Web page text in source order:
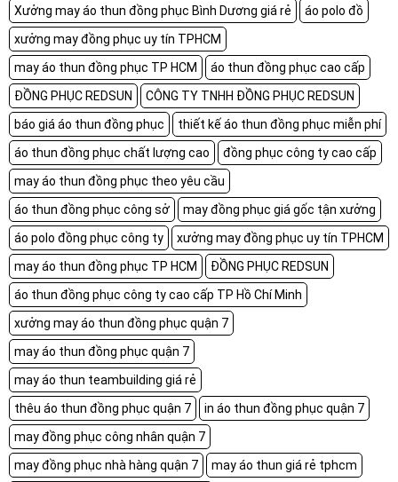
Xưởng may áo thun đồng phục Bình Dương giá rẻ
áo polo đồ
xưởng may đồng phục uy tín TPHCM
may áo thun đồng phục TP HCM
áo thun đồng phục cao cấp
ĐỒNG PHỤC REDSUN
CÔNG TY TNHH ĐỒNG PHỤC REDSUN
báo giá áo thun đồng phục
thiết kế áo thun đồng phục miễn phí
áo thun đồng phục chất lượng cao
đồng phục công ty cao cấp
may áo thun đồng phục theo yêu cầu
áo thun đồng phục công sở
may đồng phục giá gốc tận xưởng
áo polo đồng phục công ty
xưởng may đồng phục uy tín TPHCM
may áo thun đồng phục TP HCM
ĐỒNG PHỤC REDSUN
áo thun đồng phục công ty cao cấp TP Hồ Chí Minh
xưởng may áo thun đồng phục quận 7
may áo thun đồng phục quận 7
may áo thun teambuilding giá rẻ
thêu áo thun đồng phục quận 7
in áo thun đồng phục quận 7
may đồng phục công nhân quận 7
may đồng phục nhà hàng quận 7
may áo thun giá rẻ tphcm